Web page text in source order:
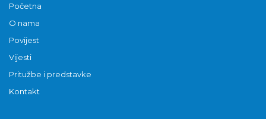
Početna
O nama
Povijest
Vijesti
Pritužbe i predstavke
Kontakt